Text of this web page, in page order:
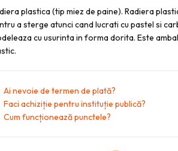
plastica (tip miez de paine). Radiera
a sterge atunci cand lucrati cu pastel si
cu usurinta in forma dorita. Este
Ai nevoie de termen de plată?
Faci achiziție pentru instituție publică?
Cum funcționează punctele?